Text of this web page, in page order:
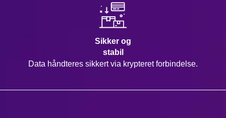
Sikker og
stabil
Data håndteres sikkert via krypteret forbindelse.